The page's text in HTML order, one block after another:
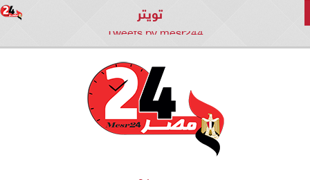
تويتر
Tweets by mesr244